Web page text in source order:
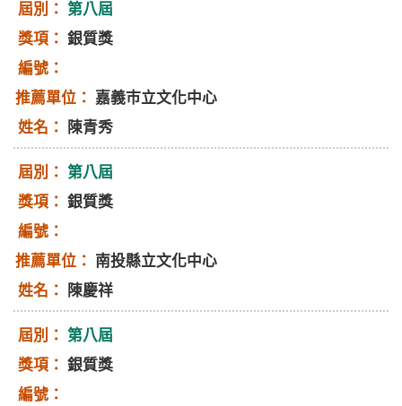
第八屆
銀質獎
嘉義巿立文化中心
陳青秀
第八屆
銀質獎
南投縣立文化中心
陳慶祥
第八屆
銀質獎